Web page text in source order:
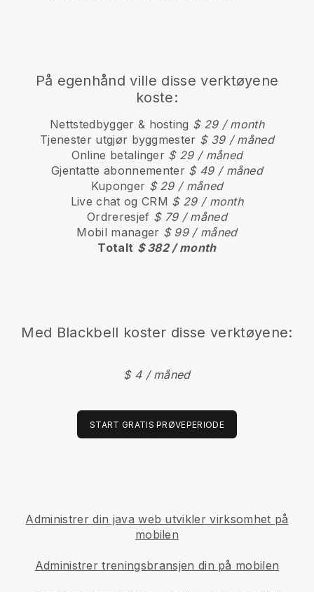
På egenhånd ville disse verktøyene
koste:
Nettstedbygger & hosting $ 29 / month
Tjenester utgjør byggmester $ 39 / måned
Online betalinger $ 29 / måned
Gjentatte abonnementer $ 49 / måned
Kuponger $ 29 / måned
Live chat og CRM $ 29 / month
Ordreresjef $ 79 / måned
Mobil manager $ 99 / måned
Totalt $ 382 / month
Med Blackbell koster disse verktøyene:
$ 4 / måned
START GRATIS PRØVEPERIODE
Administrer din java web utvikler virksomhet på
mobilen
Administrer treningsbransjen din på mobilen